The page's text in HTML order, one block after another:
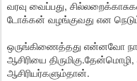
வரவு வைப்பது,
டோக்கன் வழங்குவது என
ஒருங்கிணைத்தது என்னவோ
ஆசிரியை
ஆசிரியர்களும்தான்.